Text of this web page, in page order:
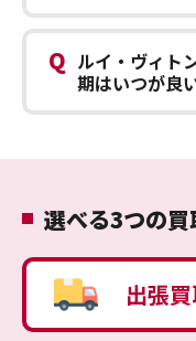
Q ルイ・ヴィト
期はいつが良
選べる3つの
出張